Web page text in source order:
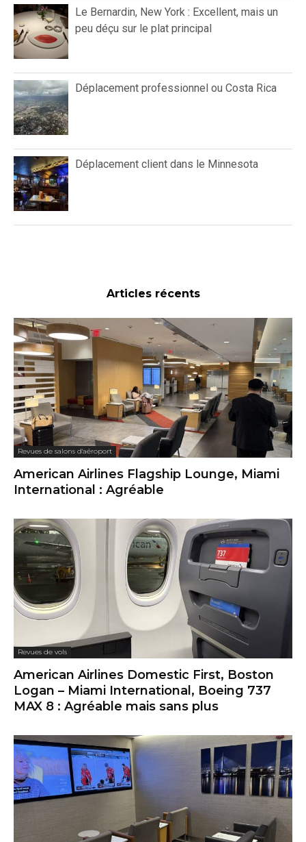
Le Bernardin, New York : Excellent, mais un
peu déçu sur le plat principal
Déplacement professionnel ou Costa Rica
Déplacement client dans le Minnesota
Articles récents
Revues de salons d'aéroport
American Airlines Flagship Lounge, Miami
International : Agréable
Revues de vols
American Airlines Domestic First, Boston
Logan – Miami International, Boeing 737
MAX 8 : Agréable mais sans plus